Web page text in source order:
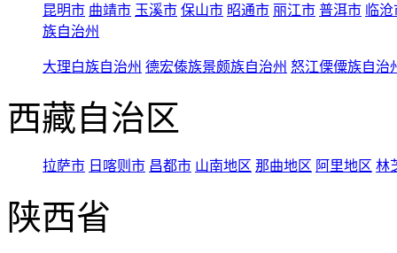
昆明市 曲靖市 玉溪市 保山市 昭通市 丽江市 普洱市 临
族自治州
大理白族自治州 德宏傣族景颇族自治州 怒江傈僳族自治
西藏自治区
拉萨市 日喀则市 昌都市 山南地区 那曲地区 阿里地区 林
陕西省